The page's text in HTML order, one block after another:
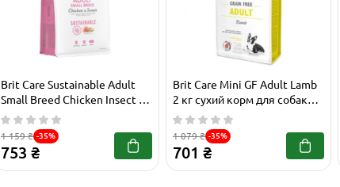
Brit Care
7.5
Собаки
Супер-преміум
Brit Care Sustainable Adult
Small Breed Chicken Insect 3
кг сухий корм з куркою для
собак малих порід
1 159 ₴ -35%
753 ₴
Brit Care Mini GF Adult Lamb
2 кг сухий корм для собак
мініатюрних порід з
ягнятком
1 079 ₴ -35%
701 ₴